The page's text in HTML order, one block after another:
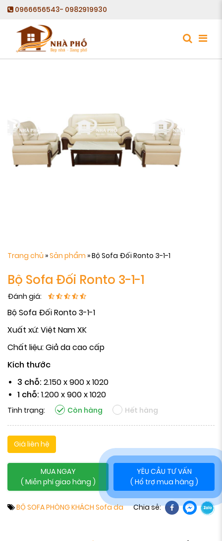
0966656543- 0982919930
Trang chủ »Sản phẩm »Bộ Sofa Đối Ronto 3-1-1
Bộ Sofa Đối Ronto 3-1-1
Đánh giá:
Bộ Sofa Đối Ronto 3-1-1
Xuất xứ: Việt Nam XK
Chất liệu: Giả da cao cấp
Kích thước
3 chỗ: 2.150 x 900 x 1020
1 chỗ: 1.200 x 900 x 1020
Tình trạng: Còn hàng Hết hàng
Giá liên hệ
MUA NGAY
( Miễn phí giao hàng )
YÊU CẦU TƯ VẤN
( Hổ trợ mua hàng )
BỘ SOFA PHÒNG KHÁCH Sofa da Chia sẻ: